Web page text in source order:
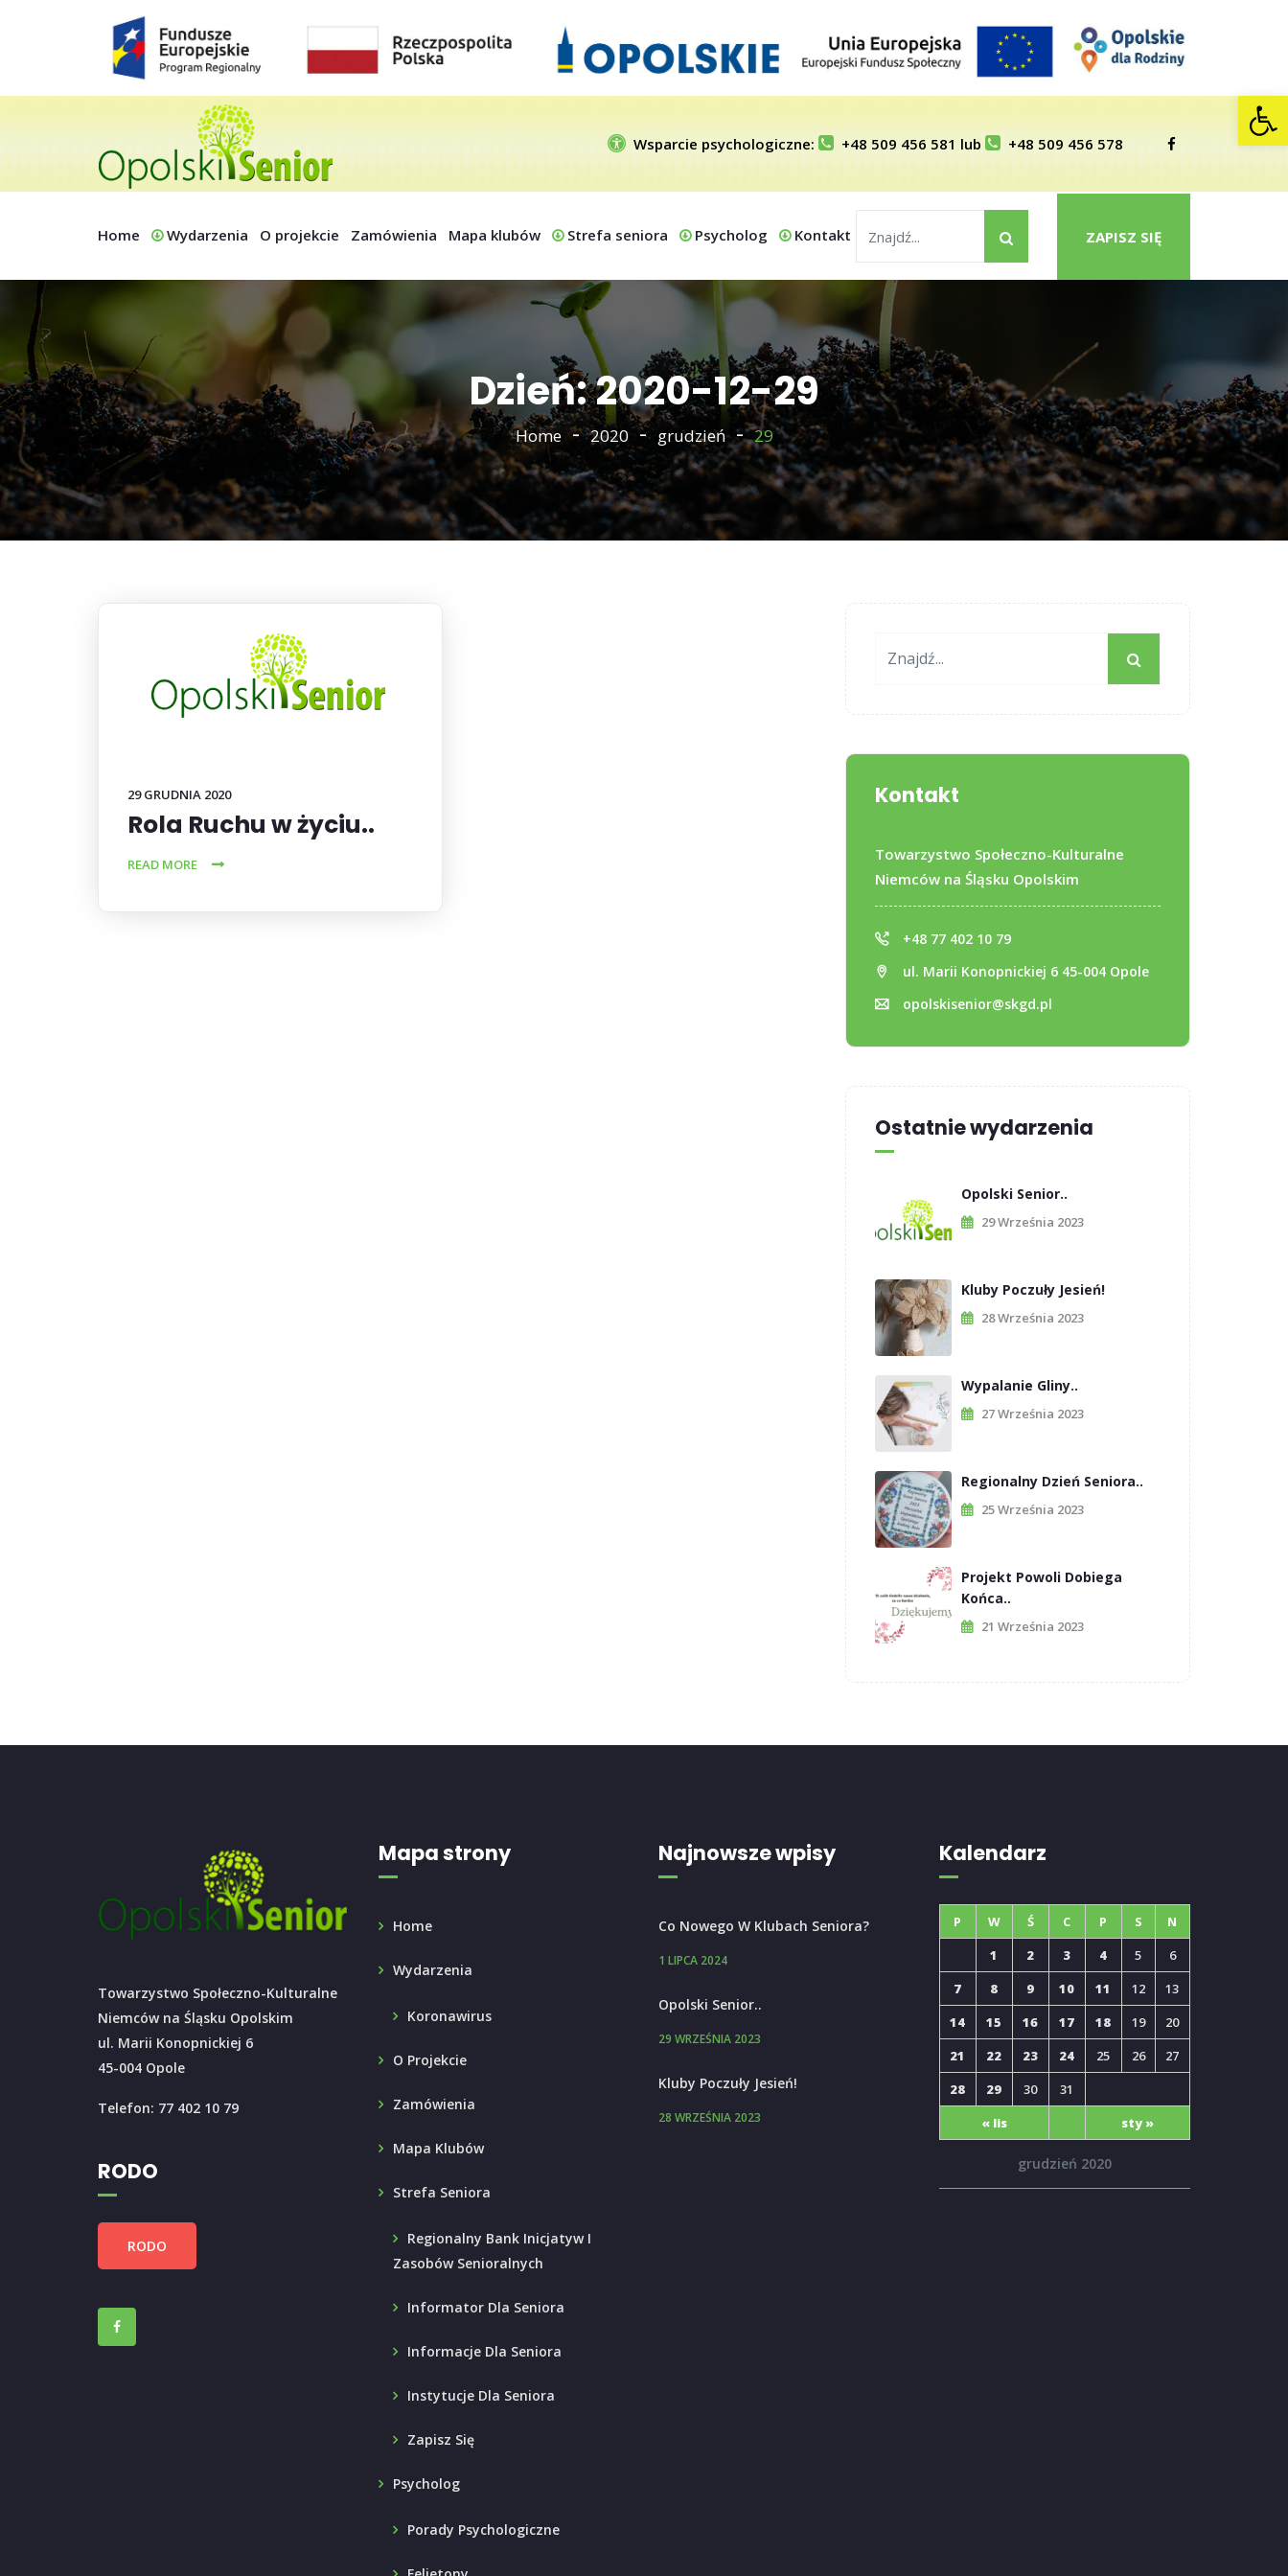
Wsparcie psychologiczne: +48 509 456 581 lub +48 509 456 578
Home Wydarzenia O projekcie Zamówienia Mapa klubów Strefa seniora Psycholog Kontakt ZAPISZ SIĘ
Dzień: 2020-12-29
Home 2020 grudzień 29
29 GRUDNIA 2020
Rola Ruchu w życiu..
READ MORE
Kontakt
Towarzystwo Społeczno-Kulturalne
Niemców na Śląsku Opolskim
+48 77 402 10 79
ul. Marii Konopnickiej 6 45-004 Opole
opolskisenior@skgd.pl
Ostatnie wydarzenia
Opolski Senior..
29 Września 2023
Kluby Poczuły Jesień!
28 Września 2023
Wypalanie Gliny..
27 Września 2023
Regionalny Dzień Seniora..
25 Września 2023
Projekt Powoli Dobiega
Końca..
21 Września 2023
Towarzystwo Społeczno-Kulturalne
Niemców na Śląsku Opolskim
ul. Marii Konopnickiej 6
45-004 Opole
Telefon: 77 402 10 79
RODO
RODO
Mapa strony
Home
Wydarzenia
Koronawirus
O Projekcie
Zamówienia
Mapa Klubów
Strefa Seniora
Regionalny Bank Inicjatyw I
Zasobów Senioralnych
Informator Dla Seniora
Informacje Dla Seniora
Instytucje Dla Seniora
Zapisz Się
Psycholog
Porady Psychologiczne
Najnowsze wpisy
Co Nowego W Klubach Seniora?
1 LIPCA 2024
Opolski Senior..
29 WRZEŚNIA 2023
Kluby Poczuły Jesień!
28 WRZEŚNIA 2023
Kalendarz
grudzień 2020
P W Ś C P S N
« lis sty »
1 2 3 4 5
6
7
8 9 10 11 12
13
14
15 16 17 18 19
20
21
22 23 24 25 26
27
28
29 30 31